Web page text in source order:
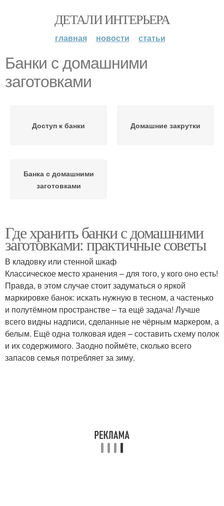
ДЕТАЛИ ИНТЕРЬЕРА
главная новости статьи
Банки с домашними
заготовками
Доступ к банки Домашние закрутки
Банка с домашними
заготовками
Где хранить банки с домашними
заготовками: практичные советы
В кладовку или стенной шкаф
Классическое место хранения – для того, у кого оно есть!
Правда, в этом случае стоит задуматься о яркой
маркировке банок: искать нужную в тесном, а частенько
и полутёмном пространстве – та ещё задача! Лучше
всего видны надписи, сделанные не чёрным маркером, а
белым. Ещё одна толковая идея – составить схему полок
и их содержимого. Заодно поймёте, сколько всего
запасов семья потребляет за зиму.